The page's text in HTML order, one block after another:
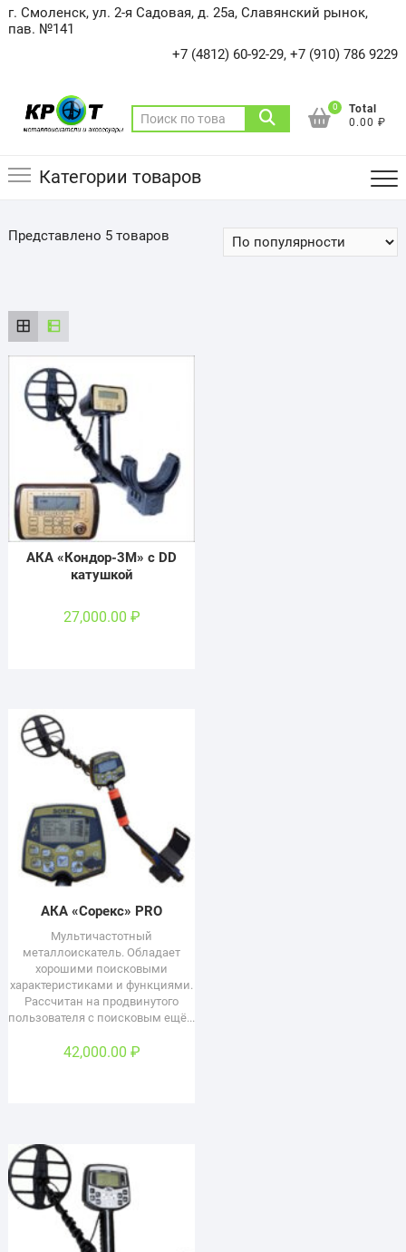
Skip
to
г. Смоленск, ул. 2-я Садовая, д. 25а, Славянский рынок,
пав. №141
+7 (4812) 60-92-29, +7 (910) 786 9229
Искать: 0
Total
0.00 ₽
Категории товаров
Представлено 5 товаров
АКА «Кондор-3М» с DD
катушкой
27,000.00 ₽
АКА «Сорекс» PRO
Мультичастотный
металлоискатель. Обладает
хорошими поисковыми
характеристиками и функциями.
Рассчитан на продвинутого
пользователя с поисковым ещё...
42,000.00 ₽